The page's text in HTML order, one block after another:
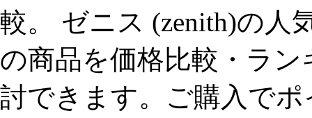
較。 ゼニス (zenith)の人
の商品を価格比較・ラ
討できます。ご購入で